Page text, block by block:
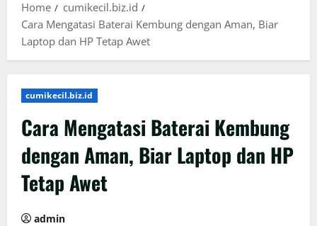
Home
cumikecil.biz.id
Cara Mengatasi Baterai Kembung dengan Aman, Biar
Laptop dan HP Tetap Awet
cumikecil.biz.id
Cara Mengatasi Baterai Kembung
dengan Aman, Biar Laptop dan HP
Tetap Awet
admin